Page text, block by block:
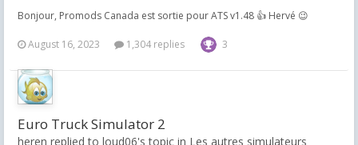
Bonjour, Promods Canada est sortie pour ATS v1.48 👍 Hervé 😉
August 16, 2023 1,304 replies 3
Euro Truck Simulator 2
heren replied to loud06's topic in Les autres simulateurs